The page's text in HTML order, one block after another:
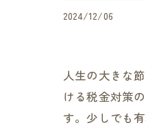
2024/12/06
人生の大きな
ける税金対策
す。少しでも